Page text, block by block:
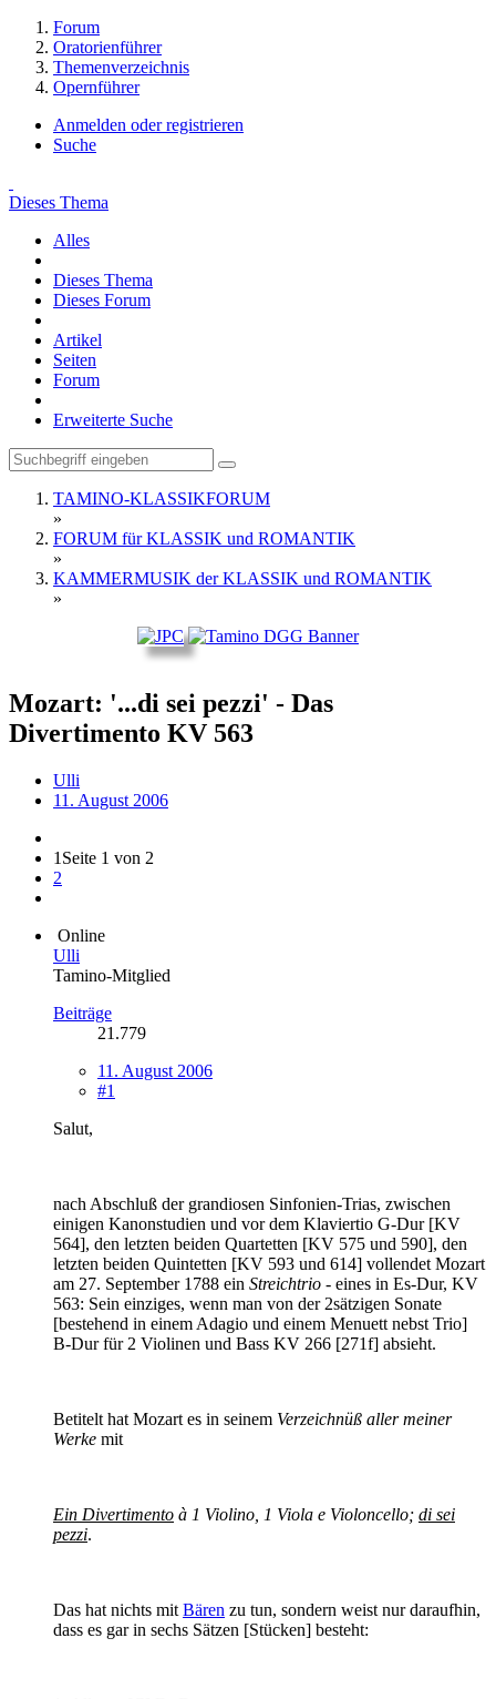
Forum
Oratorienführer
Themenverzeichnis
Opernführer
Anmelden oder registrieren
Suche
Dieses Thema
Alles
Dieses Thema
Dieses Forum
Artikel
Seiten
Forum
Erweiterte Suche
TAMINO-KLASSIKFORUM
»
FORUM für KLASSIK und ROMANTIK
»
KAMMERMUSIK der KLASSIK und ROMANTIK
»
Mozart: '...di sei pezzi' - Das
Divertimento KV 563
Ulli
11. August 2006
1 Seite 1 von 2
2
Online
Ulli
Tamino-Mitglied
Beiträge
21.779
11. August 2006
#1
Salut,
nach Abschluß der grandiosen Sinfonien-Trias, zwischen
einigen Kanonstudien und vor dem Klaviertio G-Dur [KV
564], den letzten beiden Quartetten [KV 575 und 590], den
letzten beiden Quintetten [KV 593 und 614] vollendet Mozart
am 27. September 1788 ein Streichtrio - eines in Es-Dur, KV
563: Sein einziges, wenn man von der 2sätzigen Sonate
[bestehend in einem Adagio und einem Menuett nebst Trio]
B-Dur für 2 Violinen und Bass KV 266 [271f] absieht.
Betitelt hat Mozart es in seinem Verzeichnüß aller meiner
Werke mit
Ein Divertimento à 1 Violino, 1 Viola e Violoncello; di sei
pezzi.
Das hat nichts mit Bären zu tun, sondern weist nur daraufhin,
dass es gar in sechs Sätzen [Stücken] besteht: